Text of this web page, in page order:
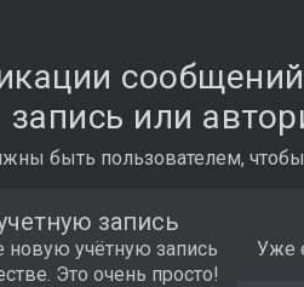
запись или
быть пользователем,
запись
новую учётную запись
Это очень просто!
Уже